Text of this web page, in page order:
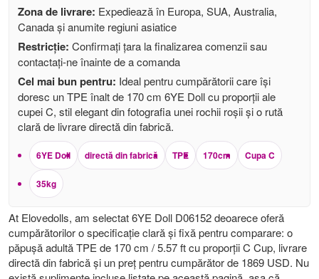
Zona de livrare: Expediează în Europa, SUA, Australia,
Canada și anumite regiuni asiatice
Restricție: Confirmați țara la finalizarea comenzii sau
contactați-ne înainte de a comanda
Cel mai bun pentru: Ideal pentru cumpărătorii care își
doresc un TPE înalt de 170 cm 6YE Doll cu proporții ale
cupei C, stil elegant din fotografia unei rochii roșii și o rută
clară de livrare directă din fabrică.
6YE Doll directă din fabrică TPE 170cm Cupa C
35kg
At Elovedolls, am selectat 6YE Doll D06152 deoarece oferă
cumpărătorilor o specificație clară și fixă ​​pentru comparare: o
păpușă adultă TPE de 170 cm / 5.57 ft cu proporții C Cup, livrare
directă din fabrică și un preț pentru cumpărător de 1869 USD. Nu